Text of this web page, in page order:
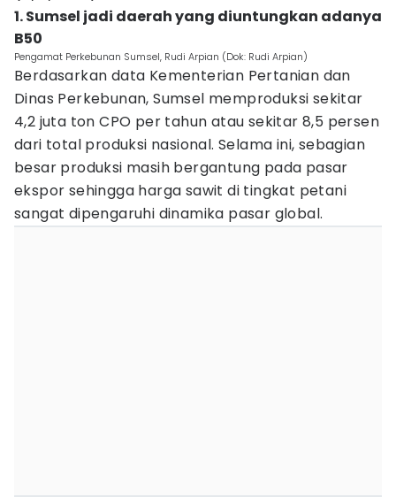
1. Sumsel jadi daerah yang diuntungkan adanya
B50
Pengamat Perkebunan Sumsel, Rudi Arpian (Dok: Rudi Arpian)
Berdasarkan data Kementerian Pertanian dan
Dinas Perkebunan, Sumsel memproduksi sekitar
4,2 juta ton CPO per tahun atau sekitar 8,5 persen
dari total produksi nasional. Selama ini, sebagian
besar produksi masih bergantung pada pasar
ekspor sehingga harga sawit di tingkat petani
sangat dipengaruhi dinamika pasar global.